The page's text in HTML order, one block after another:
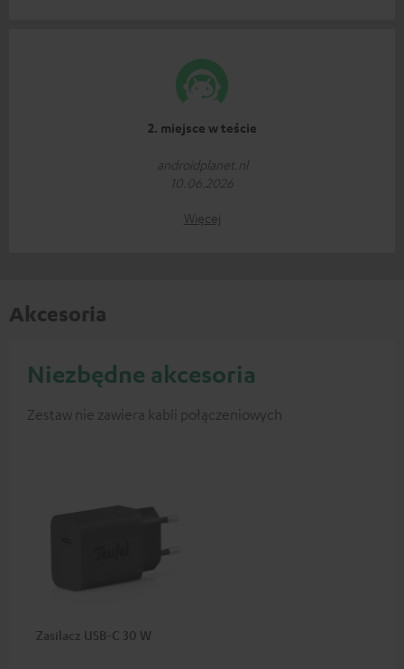
2. miejsce w teście
androidplanet.nl
10.06.2026
Więcej
Akcesoria
Niezbędne akcesoria
Zestaw nie zawiera kabli połączeniowych
Zasilacz USB-C 30 W